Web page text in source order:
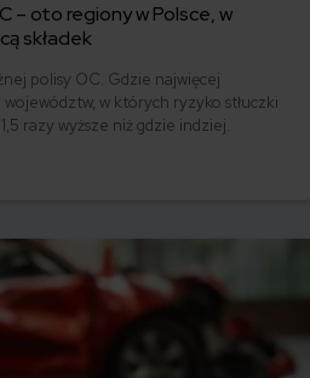
– oto regiony w Polsce, w
składek
polisy OC. Gdzie najwięcej
w których ryzyko stłuczki
razy wyższe niż gdzie indziej.